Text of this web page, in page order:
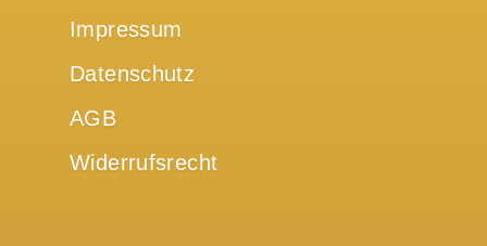
Impressum
Datenschutz
AGB
Widerrufsrecht